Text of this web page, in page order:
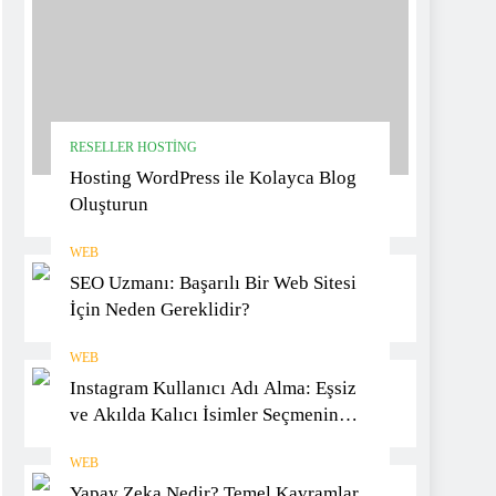
RESELLER HOSTING
Hosting WordPress ile Kolayca Blog
Oluşturun
WEB
SEO Uzmanı: Başarılı Bir Web Sitesi
İçin Neden Gereklidir?
WEB
Instagram Kullanıcı Adı Alma: Eşsiz
ve Akılda Kalıcı İsimler Seçmenin
WEB